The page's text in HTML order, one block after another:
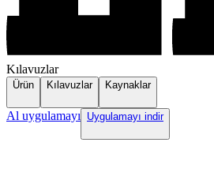
Kılavuzlar
Ürün Kılavuzlar Kaynaklar
Al uygulamayı Uygulamayı indir